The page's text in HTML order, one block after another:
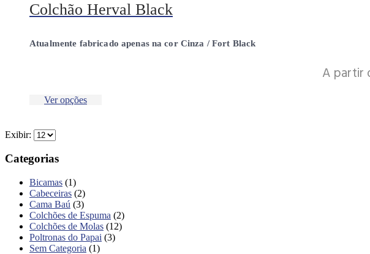
Colchão Herval Black
Atualmente fabricado apenas na cor Cinza / Fort Black
A partir
Ver opções
Exibir:
Categorias
Bicamas (1)
Cabeceiras (2)
Cama Baú (3)
Colchões de Espuma (2)
Colchões de Molas (12)
Poltronas do Papai (3)
Sem Categoria (1)